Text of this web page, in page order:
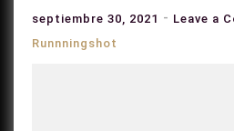
septiembre 30, 2021 Leave a
Runnningshot